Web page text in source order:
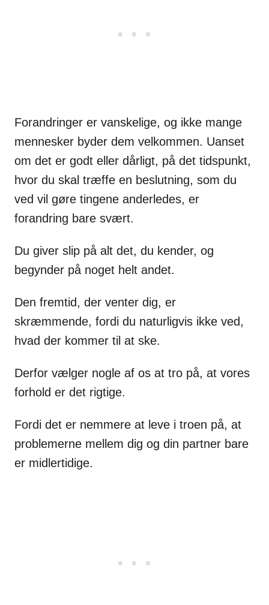
Forandringer er vanskelige, og ikke mange
mennesker byder dem velkommen. Uanset
om det er godt eller dårligt, på det tidspunkt,
hvor du skal træffe en beslutning, som du
ved vil gøre tingene anderledes, er
forandring bare svært.
Du giver slip på alt det, du kender, og
begynder på noget helt andet.
Den fremtid, der venter dig, er
skræmmende, fordi du naturligvis ikke ved,
hvad der kommer til at ske.
Derfor vælger nogle af os at tro på, at vores
forhold er det rigtige.
Fordi det er nemmere at leve i troen på, at
problemerne mellem dig og din partner bare
er midlertidige.